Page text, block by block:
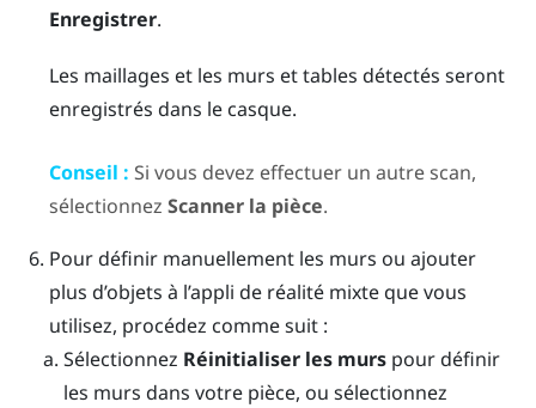
Enregistrer.
Les maillages et les murs et tables détectés seront
enregistrés dans le casque.
Conseil : Si vous devez effectuer un autre scan,
sélectionnez Scanner la pièce.
Pour définir manuellement les murs ou ajouter
plus d’objets à l’appli de réalité mixte que vous
utilisez, procédez comme suit :
Sélectionnez Réinitialiser les murs pour définir
les murs dans votre pièce, ou sélectionnez